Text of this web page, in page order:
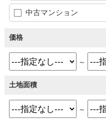
中古マンション
価格
～
土地面積
～